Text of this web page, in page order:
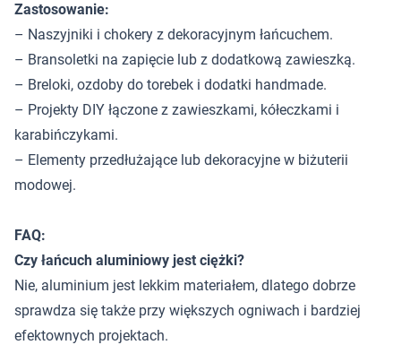
Zastosowanie:
– Naszyjniki i chokery z dekoracyjnym łańcuchem.
– Bransoletki na zapięcie lub z dodatkową zawieszką.
– Breloki, ozdoby do torebek i dodatki handmade.
– Projekty DIY łączone z zawieszkami, kółeczkami i
karabińczykami.
– Elementy przedłużające lub dekoracyjne w biżuterii
modowej.
FAQ:
Czy łańcuch aluminiowy jest ciężki?
Nie, aluminium jest lekkim materiałem, dlatego dobrze
sprawdza się także przy większych ogniwach i bardziej
efektownych projektach.